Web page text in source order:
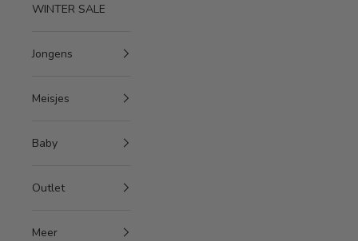
WINTER SALE
Jongens
Meisjes
Baby
Outlet
Meer